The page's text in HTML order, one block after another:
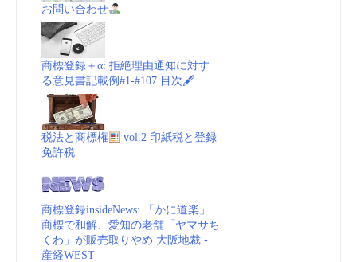
お問い合わせ
商標登録＋α: 拒絶理由通知に対す
る意見書記載例#1-#107 目次🖋
税法と商標権
vol.2 印紙税と登録
免許税
商標登録insideNews: 「かに道楽」
商標で和解、愛知の老舗「ヤマサち
くわ」が販売取りやめ 大阪地裁 -
産経WEST